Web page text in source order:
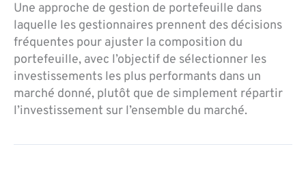
Une approche de gestion de portefeuille dans
laquelle les gestionnaires prennent des décisions
fréquentes pour ajuster la composition du
portefeuille, avec l’objectif de sélectionner les
investissements les plus performants dans un
marché donné, plutôt que de simplement répartir
l’investissement sur l’ensemble du marché.